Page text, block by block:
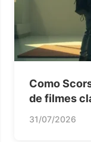
Como
de filmes
31/07/2026